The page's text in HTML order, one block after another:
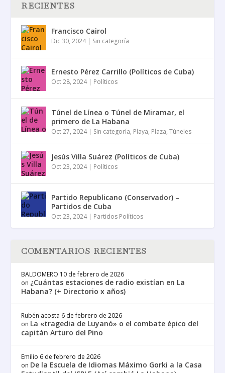
RECIENTES
Francisco Cairol
Dic 30, 2024| Sin categoría
Ernesto Pérez Carrillo (Políticos de Cuba)
Oct 28, 2024| Políticos
Túnel de Línea o Túnel de Miramar, el
primero de La Habana
Oct 27, 2024| Sin categoría, Playa, Plaza,Túneles
Jesús Villa Suárez (Políticos de Cuba)
Oct 23, 2024| Políticos
Partido Republicano (Conservador) –
Partidos de Cuba
Oct 23, 2024| Partidos Políticos
COMENTARIOS RECIENTES
BALDOMERO 10 de febrero de 2026
on ¿Cuántas estaciones de radio existían en La
Habana? (+ Directorio x años)
Rubén acosta 6 de febrero de 2026
on La «tragedia de Luyanó» o el combate épico del
capitán Arturo del Pino
Emilio 6 de febrero de 2026
on De la Escuela de Idiomas Máximo Gorki a la Casa